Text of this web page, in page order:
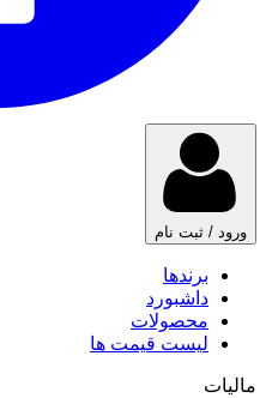
ورود / ثبت نام
برندها
داشبورد
محصولات
لیست قیمت ها
مالیات